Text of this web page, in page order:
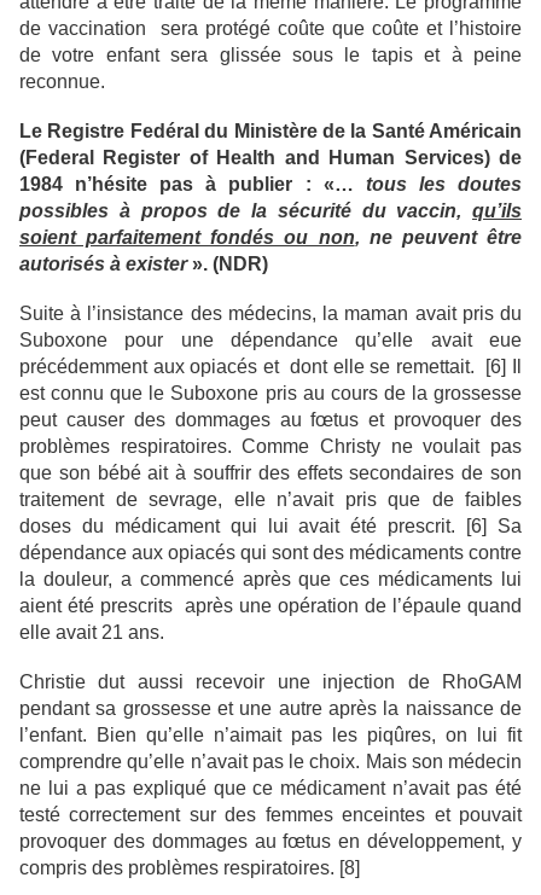
de vaccination sera protégé coûte que coûte et l’histoire
de votre enfant sera glissée sous le tapis et à peine
reconnue.
Le Registre Fedéral du Ministère de la Santé Américain
(Federal Register of Health and Human Services) de
1984 n’hésite pas à publier : «… tous les doutes
possibles à propos de la sécurité du vaccin, qu’ils
soient parfaitement fondés ou non, ne peuvent être
autorisés à exister». (NDR)
Suite à l’insistance des médecins, la maman avait pris du
Suboxone pour une dépendance qu’elle avait eue
précédemment aux opiacés et dont elle se remettait. [6] Il
est connu que le Suboxone pris au cours de la grossesse
peut causer des dommages au fœtus et provoquer des
problèmes respiratoires. Comme Christy ne voulait pas
que son bébé ait à souffrir des effets secondaires de son
traitement de sevrage, elle n’avait pris que de faibles
doses du médicament qui lui avait été prescrit. [6] Sa
dépendance aux opiacés qui sont des médicaments contre
la douleur, a commencé après que ces médicaments lui
aient été prescrits après une opération de l’épaule quand
elle avait 21 ans.
Christie dut aussi recevoir une injection de RhoGAM
pendant sa grossesse et une autre après la naissance de
l’enfant. Bien qu’elle n’aimait pas les piqûres, on lui fit
comprendre qu’elle n’avait pas le choix. Mais son médecin
ne lui a pas expliqué que ce médicament n’avait pas été
testé correctement sur des femmes enceintes et pouvait
provoquer des dommages au fœtus en développement, y
compris des problèmes respiratoires. [8]